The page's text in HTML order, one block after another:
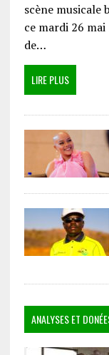
scène musicale
ce mardi 26
de…
LIRE PLUS
ANALYSES ET